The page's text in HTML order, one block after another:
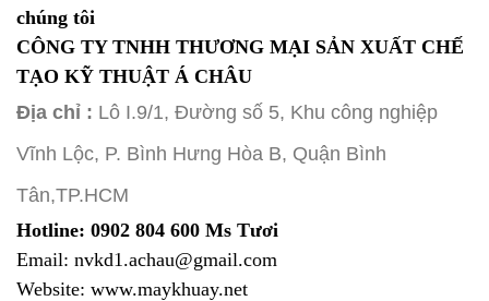
chúng tôi
CÔNG TY TNHH THƯƠNG MẠI SẢN XUẤT CHẾ
TẠO KỸ THUẬT Á CHÂU
Địa chỉ : Lô I.9/1, Đường số 5, Khu công nghiệp
Vĩnh Lộc, P. Bình Hưng Hòa B, Quận Bình
Tân,TP.HCM
Hotline: 0902 804 600 Ms Tươi
Email: nvkd1.achau@gmail.com
Website: www.maykhuay.net